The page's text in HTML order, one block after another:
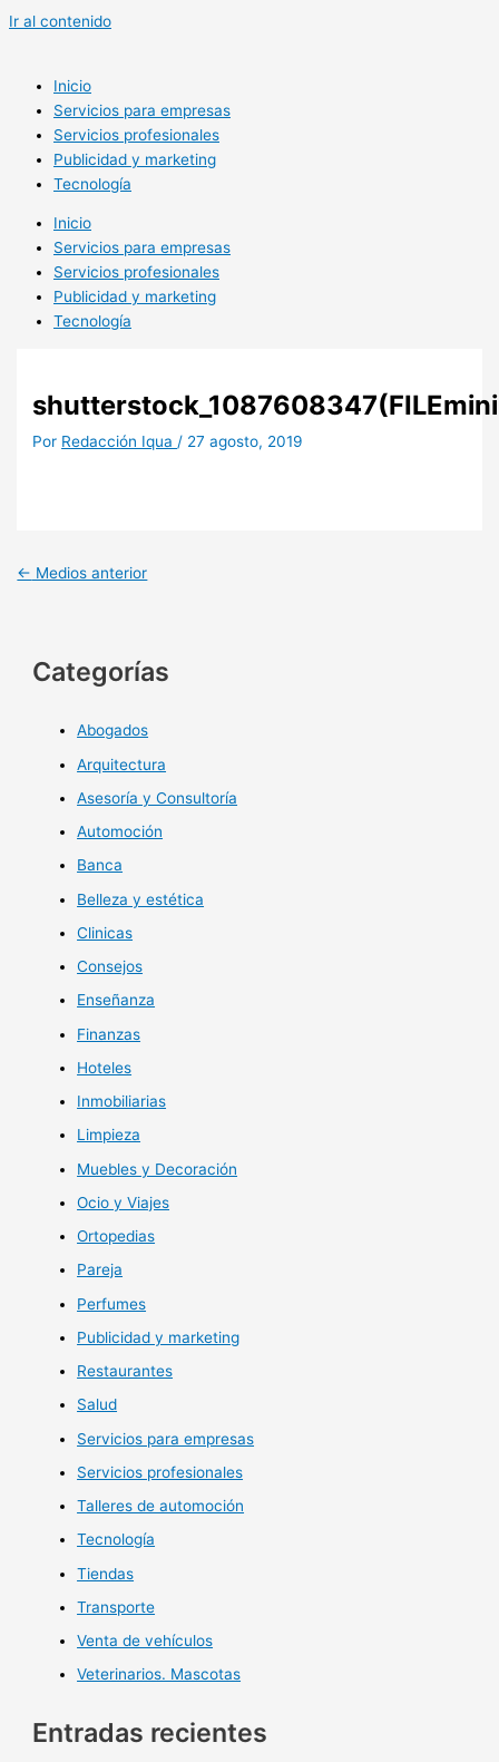
Ir al contenido
Inicio
Servicios para empresas
Servicios profesionales
Publicidad y marketing
Tecnología
Inicio
Servicios para empresas
Servicios profesionales
Publicidad y marketing
Tecnología
Por Redacción Iqua / 27 agosto, 2019
← Medios anterior
Categorías
Abogados
Arquitectura
Asesoría y Consultoría
Automoción
Banca
Belleza y estética
Clinicas
Consejos
Enseñanza
Finanzas
Hoteles
Inmobiliarias
Limpieza
Muebles y Decoración
Ocio y Viajes
Ortopedias
Pareja
Perfumes
Publicidad y marketing
Restaurantes
Salud
Servicios para empresas
Servicios profesionales
Talleres de automoción
Tecnología
Tiendas
Transporte
Venta de vehículos
Veterinarios. Mascotas
Entradas recientes